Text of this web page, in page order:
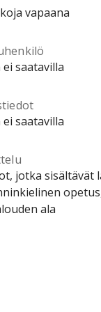
vapaana
saatavilla
saatavilla
jotka sisältävät
ala